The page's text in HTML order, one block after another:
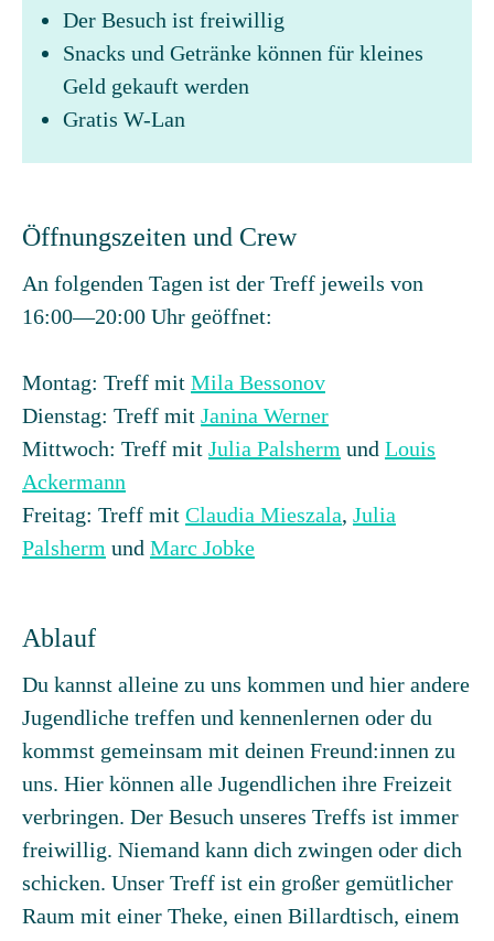
Der Besuch ist freiwillig
Snacks und Getränke können für kleines
Geld gekauft werden
Gratis W-Lan
Öffnungszeiten und Crew
An folgenden Tagen ist der Treff jeweils von
16:00—20:00 Uhr geöffnet:
Montag: Treff mit Mila Bessonov
Dienstag: Treff mit Janina Werner
Mittwoch: Treff mit Julia Palsherm und Louis
Ackermann
Freitag: Treff mit Claudia Mieszala, Julia
Palsherm und Marc Jobke
Ablauf
Du kannst alleine zu uns kommen und hier andere
Jugendliche treffen und kennenlernen oder du
kommst gemeinsam mit deinen Freund:innen zu
uns. Hier können alle Jugendlichen ihre Freizeit
verbringen. Der Besuch unseres Treffs ist immer
freiwillig. Niemand kann dich zwingen oder dich
schicken. Unser Treff ist ein großer gemütlicher
Raum mit einer Theke, einen Billardtisch, einem